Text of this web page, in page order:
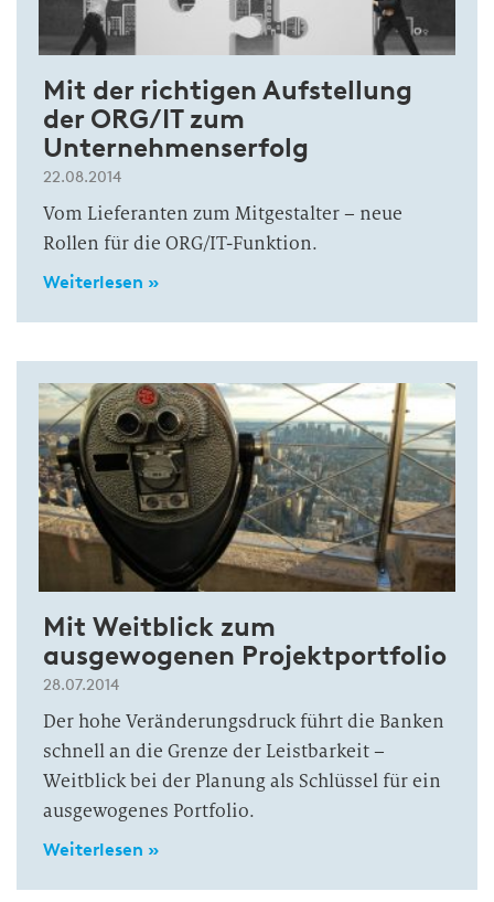
Mit der richtigen Aufstellung
der ORG/IT zum
Unternehmenserfolg
22.08.2014
Vom Lieferanten zum Mitgestalter – neue
Rollen für die ORG/IT-Funktion.
Weiterlesen »
Mit Weitblick zum
ausgewogenen Projektportfolio
28.07.2014
Der hohe Veränderungsdruck führt die Banken
schnell an die Grenze der Leistbarkeit –
Weitblick bei der Planung als Schlüssel für ein
ausgewogenes Portfolio.
Weiterlesen »